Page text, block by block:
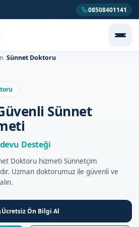
08508401141
Sünnet Doktoru
Sünnet
Desteği
Doktoru hizmeti Sünnetçim
Uzman doktorumuz ile güvenli ve
Ücretsiz Ön Bilgi Al